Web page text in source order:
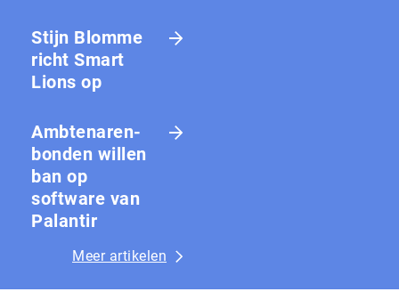
Stijn Blomme
richt Smart
Lions op
Amb­te­na­ren­
bon­den willen
ban op
software van
Palantir
Meer artikelen